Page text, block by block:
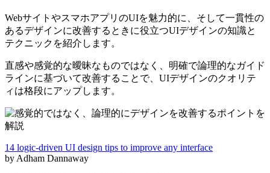
WebサイトやスマホアプリのUIを魅力的に、そして一貫性の
あるデザインに改善するときに役立つUIデザインの知識と
テクニックを紹介します。
直感や感覚的な曖昧なものではなく、 明確で論理的なガイド
ラインに基づいて改善することで、UIデザインのクオリテ
ィは格段にアップします。
14 logic-driven UI design tips to improve any interface
by Adham Dannaway